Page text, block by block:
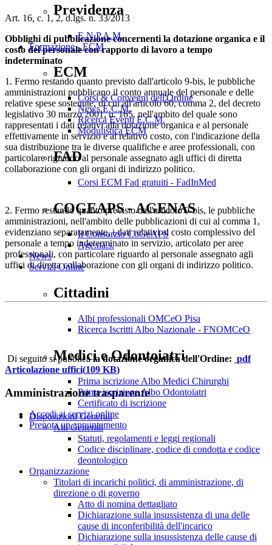
Previdenza
E.N.P.A.M.
Formazione - ECM
ECM
Corsi & Convegni dell'Ordine
News E.C.M.
Ricerca Eventi E.C.M.
Modulistica ECM
FAD
Corsi ECM Fad gratuiti - FadInMed
COGEAPS - AGENAS
Il Consorzio CoGeAPS
Age.na.s.
News
Servizi Online
Cittadini
Albi professionali OMCeO Pisa
Ricerca Iscritti Albo Nazionale - FNOMCeO
Medici e Odontoiatri
Prima iscrizione Albo Medici Chirurghi
Prima iscrizione Albo Odontoiatri
Certificato di iscrizione
Accedi ai servizi online
Prenota un appuntamento
Art. 16, c. 1, 2, d.lgs. n. 33/2013
Obblighi di pubblicazione concernenti la dotazione organica e il
costo del personale con rapporto di lavoro a tempo
indeterminato
1. Fermo restando quanto previsto dall'articolo 9-bis, le pubbliche
amministrazioni pubblicano il conto annuale del personale e delle
relative spese sostenute, di cui all'articolo 60, comma 2, del decreto
legislativo 30 marzo 2001, n. 165, nell'ambito del quale sono
rappresentati i dati relativi alla dotazione organica e al personale
effettivamente in servizio e al relativo costo, con l'indicazione della
sua distribuzione tra le diverse qualifiche e aree professionali, con
particolare riguardo al personale assegnato agli uffici di diretta
collaborazione con gli organi di indirizzo politico.
2. Fermo restando quanto previsto dall'articolo 9-bis, le pubbliche
amministrazioni, nell'ambito delle pubblicazioni di cui al comma 1,
evidenziano separatamente, i dati relativi al costo complessivo del
personale a tempo indeterminato in servizio, articolato per aree
professionali, con particolare riguardo al personale assegnato agli
uffici di diretta collaborazione con gli organi di indirizzo politico.
Di seguito si pubblicala dotazione organica dell'Ordine: pdf
Articolazione uffici(109 KB)
Amministrazione trasparente
Disposizioni Generali
Atti Generali
Statuti, regolamenti e leggi regionali
Codice disciplinare, codice di condotta e codice
deontologico
Organizzazione
Titolari di incarichi politici, di amministrazione, di
direzione o di governo
Atto di nomina dettagliato
Dichiarazione sulla insussistenza di una delle
cause di inconferibilità dell'incarico
Dichiarazione sulla insussistenza delle cause di